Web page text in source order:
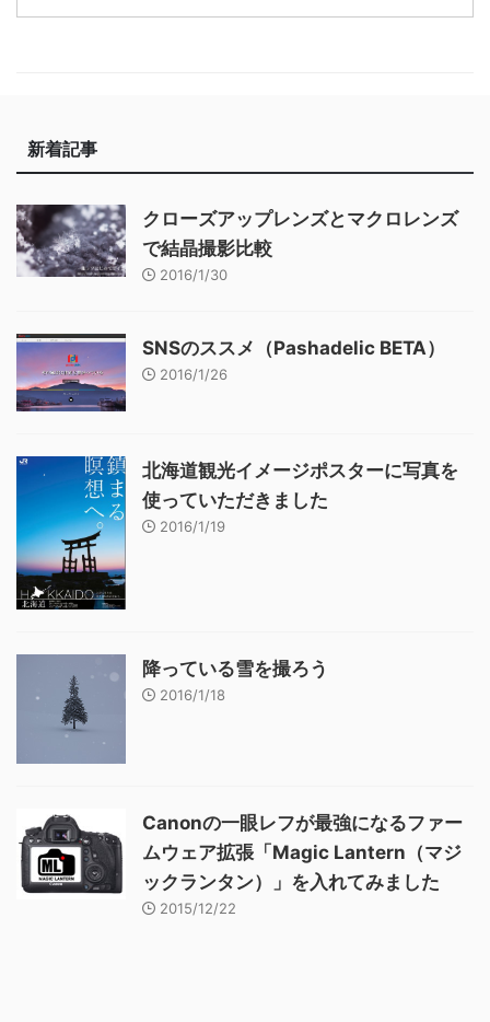
新着記事
クローズアップレンズとマクロレンズ
で結晶撮影比較
2016/1/30
SNSのススメ（Pashadelic BETA）
2016/1/26
北海道観光イメージポスターに写真を
使っていただきました
2016/1/19
降っている雪を撮ろう
2016/1/18
Canonの一眼レフが最強になるファー
ムウェア拡張「Magic Lantern（マジ
ックランタン）」を入れてみました
2015/12/22